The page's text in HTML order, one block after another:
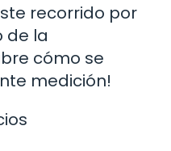
recorrido por
de la
cómo se
medición!